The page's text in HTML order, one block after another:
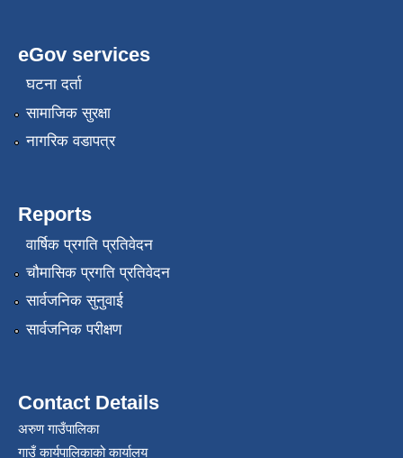
eGov services
घटना दर्ता
सामाजिक सुरक्षा
नागरिक वडापत्र
Reports
वार्षिक प्रगति प्रतिवेदन
चौमासिक प्रगति प्रतिवेदन
सार्वजनिक सुनुवाई
सार्वजनिक परीक्षण
Contact Details
अरुण गाउँपालिका
गाउँ कार्यपालिकाको कार्यालय